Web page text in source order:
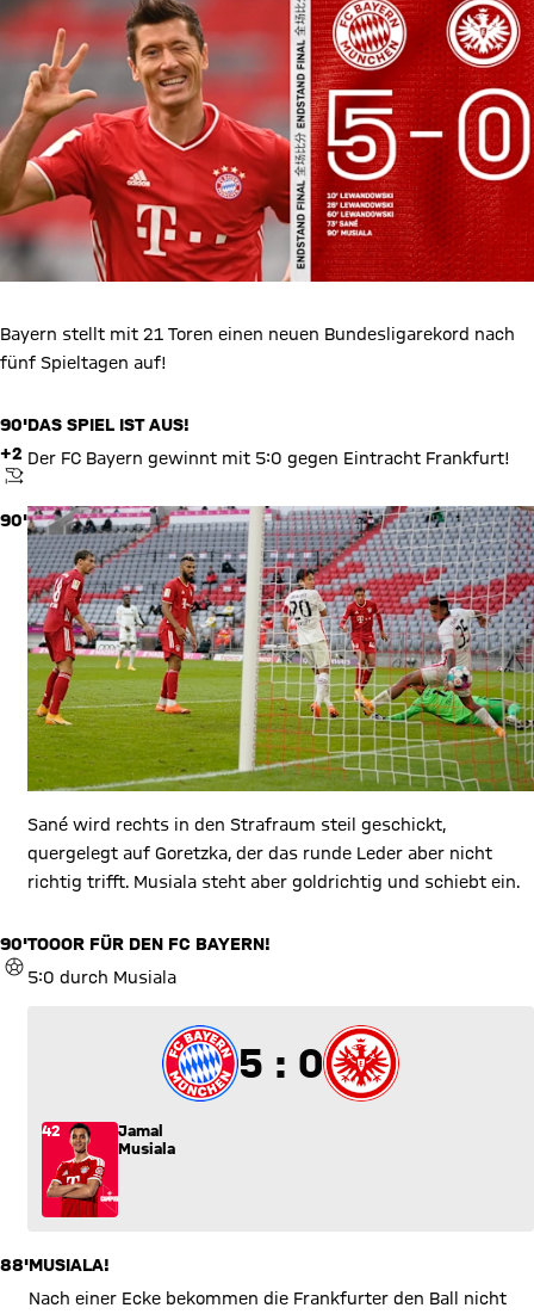
Bayern stellt mit 21 Toren einen neuen Bundesligarekord nach
fünf Spieltagen auf!
90'
+2
ANPFIFF
DAS SPIEL IST AUS!
Der FC Bayern gewinnt mit 5:0 gegen Eintracht Frankfurt!
90'
Sané wird rechts in den Strafraum steil geschickt,
quergelegt auf Goretzka, der das runde Leder aber nicht
richtig trifft. Musiala steht aber goldrichtig und schiebt ein.
90'
TOR
TOOOR FÜR DEN FC BAYERN!
5:0 durch Musiala
5 zu 0
5 : 0
42
Jamal
Musiala
88'MUSIALA!
Nach einer Ecke bekommen die Frankfurter den Ball nicht